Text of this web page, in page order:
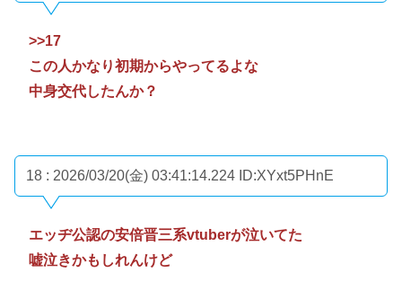
>>17
この人かなり初期からやってるよな
中身交代したんか？
18 : 2026/03/20(金) 03:41:14.224 ID:XYxt5PHnE
エッヂ公認の安倍晋三系vtuberが泣いてた
嘘泣きかもしれんけど